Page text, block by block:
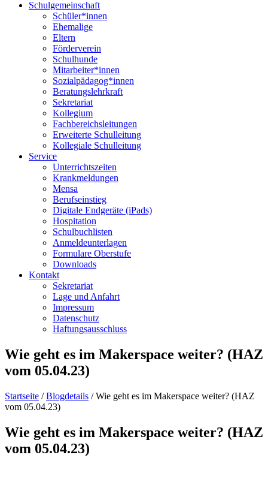
Schulgemeinschaft
Schüler*innen
Ehemalige
Eltern
Förderverein
Schulhunde
Mitarbeiter*innen
Sozialpädagog*innen
Beratungslehrkraft
Sekretariat
Kollegium
Fachbereichsleitungen
Erweiterte Schulleitung
Kollegiale Schulleitung
Service
Unterrichtszeiten
Krankmeldungen
Mensa
Berufseinstieg
Digitale Endgeräte (iPads)
Hospitation
Schulbuchlisten
Anmeldeunterlagen
Formulare Oberstufe
Downloads
Kontakt
Sekretariat
Lage und Anfahrt
Impressum
Datenschutz
Haftungsausschluss
Wie geht es im Makerspace weiter? (HAZ
vom 05.04.23)
Startseite /Blogdetails /Wie geht es im Makerspace weiter? (HAZ
vom 05.04.23)
Wie geht es im Makerspace weiter? (HAZ
vom 05.04.23)